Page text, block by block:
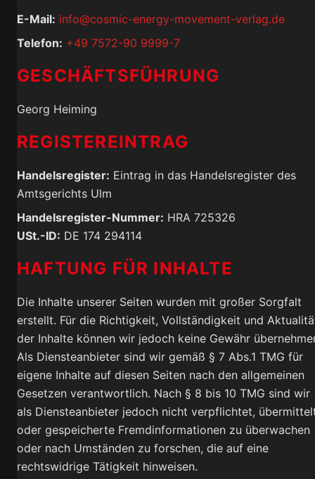
E-Mail: info@cosmic-energy-movement-verlag.de
Telefon: +49 7572-90 9999-7
GESCHÄFTSFÜHRUNG
Georg Heiming
REGISTEREINTRAG
Handelsregister: Eintrag in das Handelsregister des
Amtsgerichts Ulm
Handelsregister-Nummer: HRA 725326
USt.-ID: DE 174 294114
HAFTUNG FÜR INHALTE
Die Inhalte unserer Seiten wurden mit großer Sorgfalt
erstellt. Für die Richtigkeit, Vollständigkeit und
der Inhalte können wir jedoch keine Gewähr
Als Diensteanbieter sind wir gemäß § 7 Abs.1 TMG für
eigene Inhalte auf diesen Seiten nach den allgemeinen
Gesetzen verantwortlich. Nach § 8 bis 10 TMG sind wir
als Diensteanbieter jedoch nicht verpflichtet,
oder gespeicherte Fremdinformationen zu überwachen
oder nach Umständen zu forschen, die auf eine
rechtswidrige Tätigkeit hinweisen.